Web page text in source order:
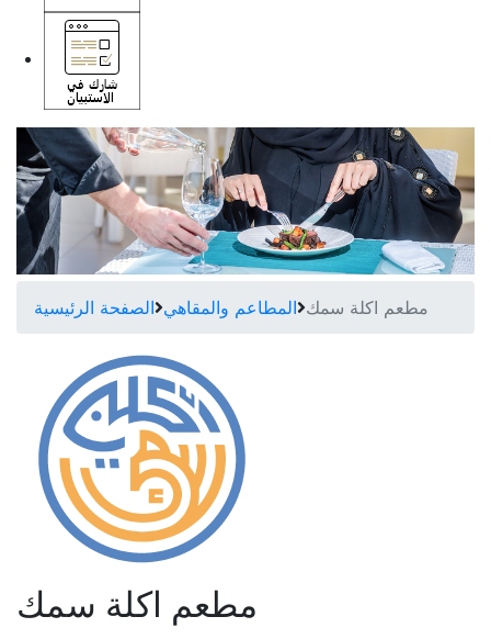
الصفحة الرئيسية المطاعم والمقاهي مطعم اكلة سمك
مطعم اكلة سمك